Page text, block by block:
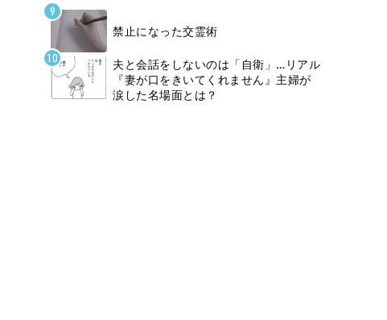
禁止になった交霊術
夫と会話をしないのは「自衛」…リアル
『妻が口をきいてくれません』主婦が
涙した名場面とは？